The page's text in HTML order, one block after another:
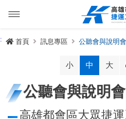
容
捷運路線進度圖
長期路網規劃
訊息專區
捷運新訊
便民服務
首頁 訊息專區 公聽會與說明會
小 中 大
公聽會與說明會
高雄都會區大眾捷